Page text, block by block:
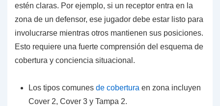
estén claras. Por ejemplo, si un receptor entra en la
zona de un defensor, ese jugador debe estar listo para
involucrarse mientras otros mantienen sus posiciones.
Esto requiere una fuerte comprensión del esquema de
cobertura y conciencia situacional.
Los tipos comunes de cobertura en zona incluyen
Cover 2, Cover 3 y Tampa 2.